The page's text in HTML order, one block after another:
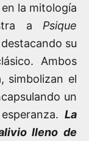
la mitología
a Psique
destacando su
Ambos
simbolizan el
un
La
lleno de